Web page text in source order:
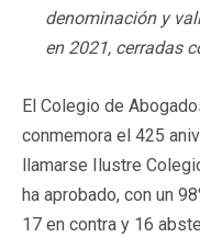
denominación y
en 2021, cerradas
El Colegio de
conmemora el 425
llamarse Ilustre
ha aprobado, con un
17 en contra y 16